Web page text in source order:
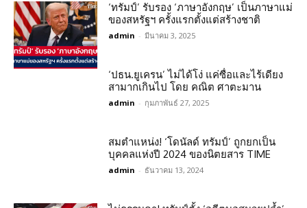
‘ทรัมป์’ รับรอง ‘ภาษาอังกฤษ’ เป็นภาษาแม่
ของสหรัฐฯ ครั้งแรกตั้งแต่สร้างชาติ
admin - มีนาคม 3, 2025
‘ปธน.ยูเครน’ ไม่ได้โง่ แค่ซื่อและไร้เดียง
สามากเกินไป โดย คณิต ศาตะมาน
admin - กุมภาพันธ์ 27, 2025
สมตำแหน่ง! ‘โดนัลด์ ทรัมป์’ ถูกยกเป็น
บุคคลแห่งปี 2024 ของนิตยสาร TIME
admin - ธันวาคม 13, 2024